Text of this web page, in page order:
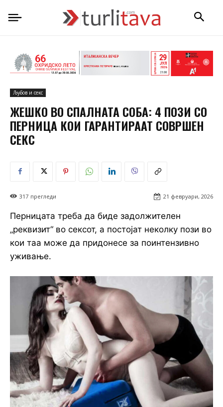
Љубов и секс
ЖЕШКО ВО СПАЛНАТА СОБА: 4 ПОЗИ СО
ПЕРНИЦА КОИ ГАРАНТИРААТ СОВРШЕН
СЕКС
21 февруари, 2026
317 прегледи
Перницата треба да биде задолжителен
„реквизит“ во сексот, а постојат неколку пози во
кои таа може да придонесе за поинтензивно
уживање.